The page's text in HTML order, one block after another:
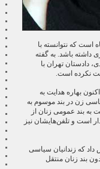
که نتوانسته با
باشد. به گفته
دادستان تهران با
نکرده است.
بهاره هدایت به
زن در بند موسوم به
به بند عمومی زنان از
است و تلفن‌هایشان نیز
داد که زندانیان سیاسی
بند زنان منتقل